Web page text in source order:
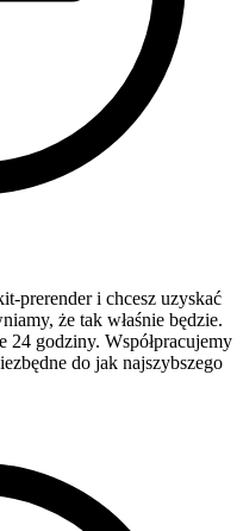
prerender i chcesz uzyskać
że tak właśnie będzie.
24 godziny. Współpracujemy
do jak najszybszego